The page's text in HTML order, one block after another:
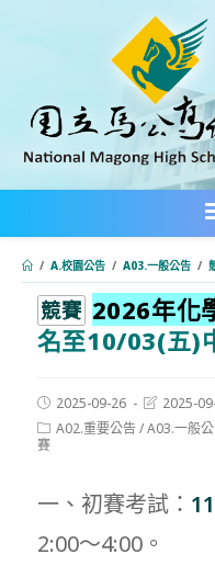
內
/ A.校園公告 / A03.一般公告 /
競賽 2026年化
名至10/03(五)
Post
published:
2025-09-26
Post
modified:
2025-
Post
category:
A02.重要公告/A03.一般
賽
一、初賽考試：
2:00～4:00。